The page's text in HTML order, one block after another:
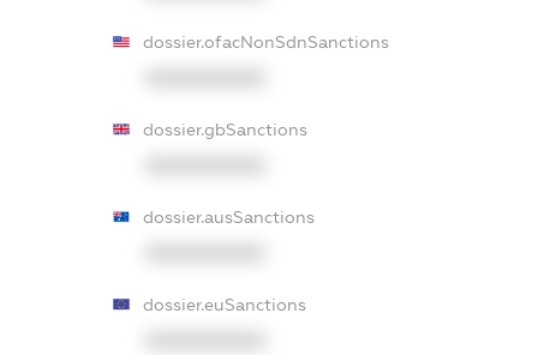
dossier.ofacNonSdnSanctions
dossier.gbSanctions
dossier.ausSanctions
dossier.euSanctions